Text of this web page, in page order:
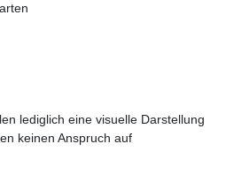
lediglich eine visuelle Darstellung
keinen Anspruch auf